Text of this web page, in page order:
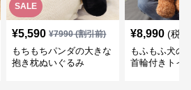
SALE
¥5,590 ¥7990(割引前)
もちもちパンダの大きな
抱き枕ぬいぐるみ
¥8,990 (税
もふもふ犬の
首輪付きトイ